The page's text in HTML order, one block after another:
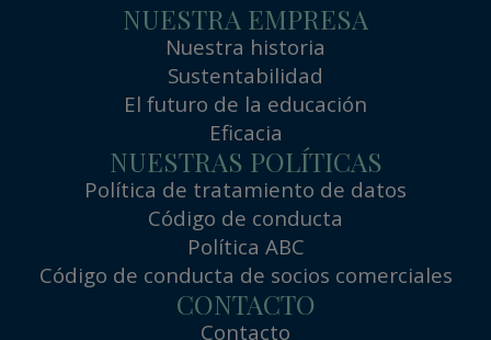
NUESTRA EMPRESA
Nuestra historia
Sustentabilidad
El futuro de la educación
Eficacia
NUESTRAS POLÍTICAS
Política de tratamiento de datos
Código de conducta
Política ABC
Código de conducta de socios comerciales
CONTACTO
Contacto